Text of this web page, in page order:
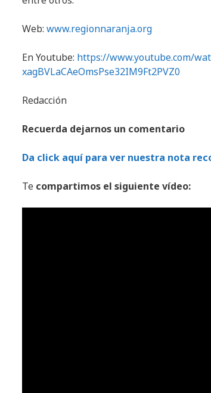
Web: www.regionnaranja.org
En Youtube: https://www.youtube.com/
xagBVLaCAeOmsPse32IM9Ft2PVZ0
Redacción
Recuerda dejarnos un comentario
Da click aquí para ver nuestra nota
Te compartimos el siguiente vídeo: